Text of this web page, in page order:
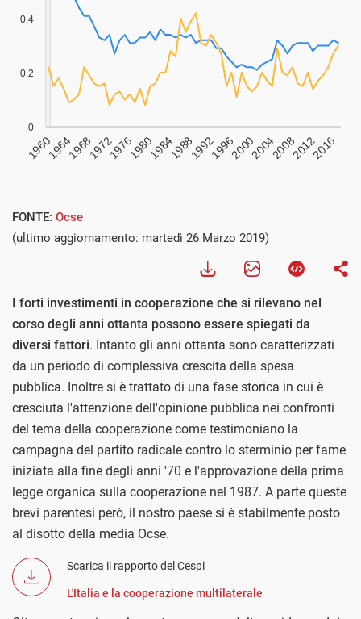
FONTE: Ocse
(ultimo aggiornamento: martedì 26 Marzo 2019)
I forti investimenti in cooperazione che si rilevano nel
corso degli anni ottanta possono essere spiegati da
diversi fattori. Intanto gli anni ottanta sono caratterizzati
da un periodo di complessiva crescita della spesa
pubblica. Inoltre si è trattato di una fase storica in cui è
cresciuta l'attenzione dell'opinione pubblica nei confronti
del tema della cooperazione come testimoniano la
campagna del partito radicale contro lo sterminio per fame
iniziata alla fine degli anni '70 e l'approvazione della prima
legge organica sulla cooperazione nel 1987. A parte queste
brevi parentesi però, il nostro paese si è stabilmente posto
al disotto della media Ocse.
Scarica il rapporto del Cespi
L'Italia e la cooperazione multilaterale